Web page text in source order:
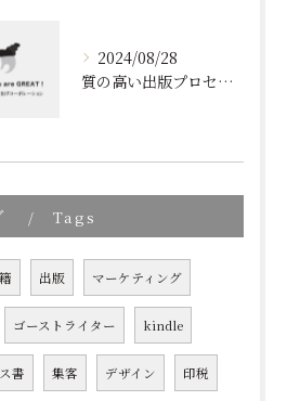
2024/08/28
質の高い出版プロセスの秘密
Tags
出版 マーケティング
ゴーストライター kindle
書 集客 デザイン 印税